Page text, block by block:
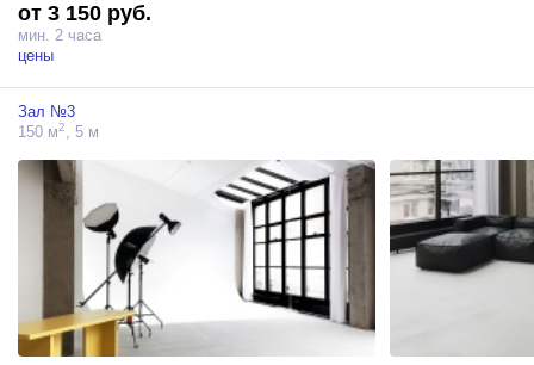
большими окнами, фрост-рамой 200х200 см, блэкаут шторами,
позволяющими удобно регулировать поступающий солнечный свет,
двумя большими окнами и гримерным столом.
от 3 150 руб.
мин. 2 часа
цены
Зал №3
150 м2, 5 м